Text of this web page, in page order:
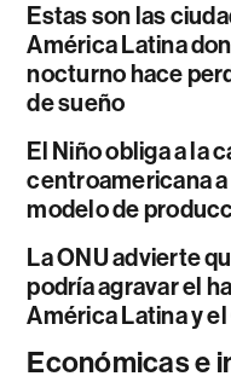
Estas son las
América Latina
nocturno hace
de sueño
El Niño obliga a la
centroamericana
modelo de
La ONU advierte
podría agravar el
América Latina y
Económicas e